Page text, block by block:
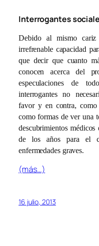
Interrogantes
Debido al mismo
irrefrenable capacidad
que decir que cuanto
conocen acerca del
especulaciones de
interrogantes no
favor y en contra,
como formas de ver una
descubrimientos
de los años para el
enfermedades graves.
(más…)
16 julio, 2013